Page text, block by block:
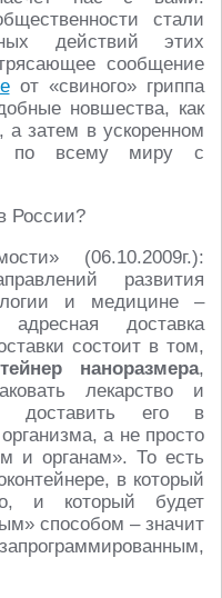
стали
действий этих
сообщение
от «свиного» гриппа
новшества, как
затем в ускоренном
по всему миру с
России?
(06.10.2009г.):
развития
и медицине –
доставка
состоит в том,
наноразмера,
лекарство и
доставить его в
а не просто
и органам». То есть
в который
и который будет
способом – значит